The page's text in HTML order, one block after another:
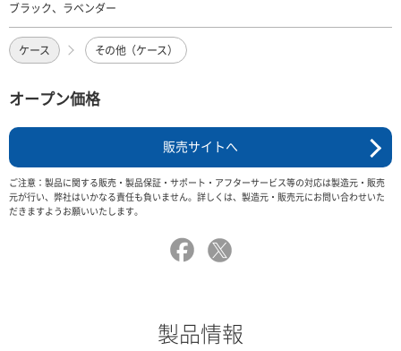
ブラック、ラベンダー
ケース その他（ケース）
オープン価格
販売サイトへ
ご注意：製品に関する販売・製品保証・サポート・アフターサービス等の対応は製造元・販売
元が行い、弊社はいかなる責任も負いません。詳しくは、製造元・販売元にお問い合わせいた
だきますようお願いいたします。
製品情報